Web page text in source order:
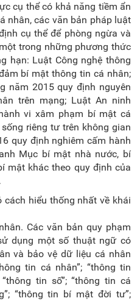
cụ thể có khả năng tiềm ẩn
nhân, các văn bản pháp luật
cụ thể để phòng ngừa và
trong những phương thức
hạn: Luật Công nghệ thông
bí mật thông tin cá nhân;
năm 2015 quy định nguyên
trên mạng; Luật An ninh
vi xâm phạm bí mật cá
riêng tư trên không gian
quy định nghiêm cấm hành
Mục bí mật nhà nước, bí
mật khác theo quy định của
cách hiểu thống nhất về khái
Các văn bản quy phạm
dụng một số thuật ngữ có
và bảo vệ dữ liệu cá nhân
tin cá nhân”; “thông tin
tin số”; “thông tin cá
“thông tin bí mật đời tư”;